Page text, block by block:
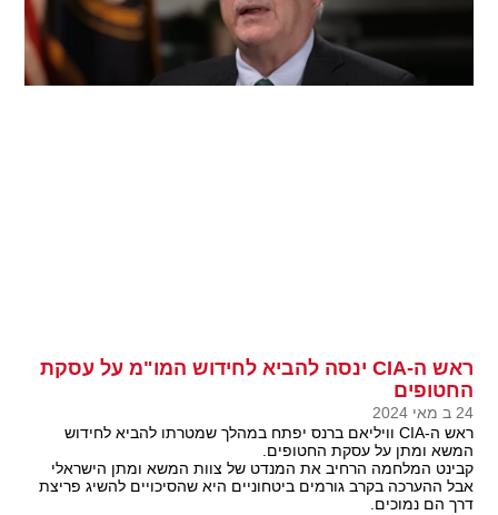
ראש ה-CIA ינסה להביא לחידוש המו"מ על עסקת
החטופים
24 ב מאי 2024
ראש ה-CIA וויליאם ברנס יפתח במהלך שמטרתו להביא לחידוש
המשא ומתן על עסקת החטופים.
קבינט המלחמה הרחיב את המנדט של צוות המשא ומתן הישראלי
אבל ההערכה בקרב גורמים ביטחוניים היא שהסיכויים להשיג פריצת
דרך הם נמוכים.